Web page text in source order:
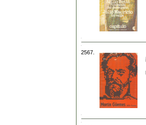
2567.